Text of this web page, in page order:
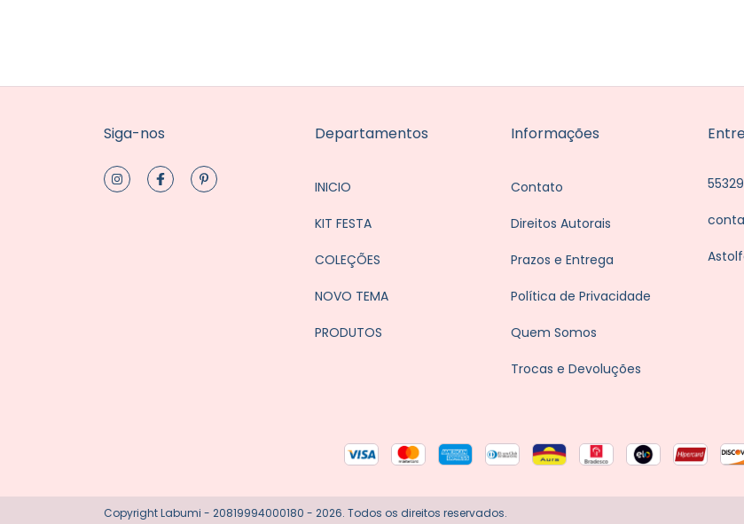
Siga-nos Departamentos
INICIO
KIT FESTA
COLEÇÕES
NOVO TEMA
PRODUTOS
Informações
Contato
Direitos Autorais
Prazos e Entrega
Política de Privacidade
Quem Somos
Trocas e Devoluções
Copyright Labumi - 20819994000180 - 2026. Todos os direitos reservados.